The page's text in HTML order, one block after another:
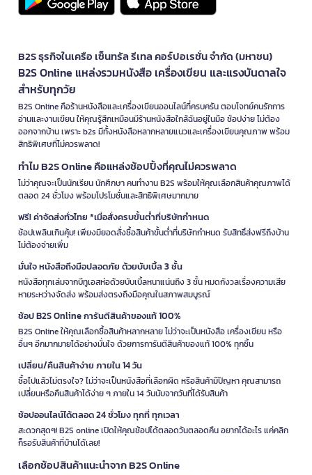
B2S ธุรกิจในเครือ เซ็นทรัล รีเทล คอร์ปอเรชั่น จำกัด (มหาชน)
B2S Online แหล่งรวมหนังสือ เครื่องเขียน และแรงบันดาลใจ
สำหรับทุกวัย
B2S Online คือร้านหนังสือและเครื่องเขียนออนไลน์ที่ครบครัน ตอบโจทย์คนรักการ
อ่านและงานเขียน ให้คุณรู้สึกเหมือนมีร้านหนังสือใกล้ฉันอยู่ในมือ ช้อปง่าย ไม่ต้อง
ออกจากบ้าน เพราะ b2s มีทั้งหนังสือหลากหลายแนวและเครื่องเขียนคุณภาพ พร้อม
สิทธิพิเศษที่ไม่ควรพลาด!
ทำไม B2S Online คือแหล่งช้อปปิ้งที่คุณไม่ควรพลาด
ไม่ว่าคุณจะเป็นนักเรียน นักศึกษา คนทำงาน B2S พร้อมให้คุณเลือกสินค้าคุณภาพได้
ตลอด 24 ชั่วโมง พร้อมโปรโมชั่นและสิทธิพิเศษมากมาย
ฟรี! ค่าจัดส่งทั่วไทย *เมื่อสั่งครบขั้นต่ำที่บริษัทกำหนด
ช้อปเพลินเกินคุ้ม! เพียงมียอดสั่งซื้อสินค้าขั้นต่ำที่บริษัทกำหนด รับสิทธิ์ส่งฟรีถึงบ้าน
ไม่ต้องจ่ายเพิ่ม
มั่นใจ หนังสือถึงมือปลอดภัย ด้วยบับเบิ้ล 3 ชั้น
หนังสือทุกเล่มจากบีทูเอสห่อด้วยบับเบิ้ลหนาแน่นถึง 3 ชั้น หมดกังวลเรื่องความเสีย
หายระหว่างจัดส่ง พร้อมส่งตรงถึงมือคุณในสภาพสมบูรณ์
ช้อป B2S Online การันตีสินค้าของแท้ 100%
B2S Online ให้คุณเลือกซื้อสินค้าหลากหลาย ไม่ว่าจะเป็นหนังสือ เครื่องเขียน หรือ
อื่นๆ อีกมากมายได้อย่างมั่นใจ ด้วยการการันตีสินค้าของแท้ 100% ทุกชิ้น
เปลี่ยน/คืนสินค้าง่าย ภายใน 14 วัน
ซื้อไปแล้วไม่ตรงใจ? ไม่ว่าจะเป็นหนังสือที่เลือกผิด หรือสินค้ามีปัญหา คุณสามารถ
เปลี่ยนหรือคืนสินค้าได้ง่าย ๆ ภายใน 14 วันนับจากวันที่ได้รับสินค้า
ช้อปออนไลน์ได้ตลอด 24 ชั่วโมง ทุกที่ ทุกเวลา
สะดวกสุดๆ! B2S online เปิดให้คุณช้อปได้ตลอดวันตลอดคืน อยากได้อะไร แค่คลิก
ก็รอรับสินค้าที่บ้านได้เลย!
เลือกช้อปสินค้าแนะนำจาก B2S Online